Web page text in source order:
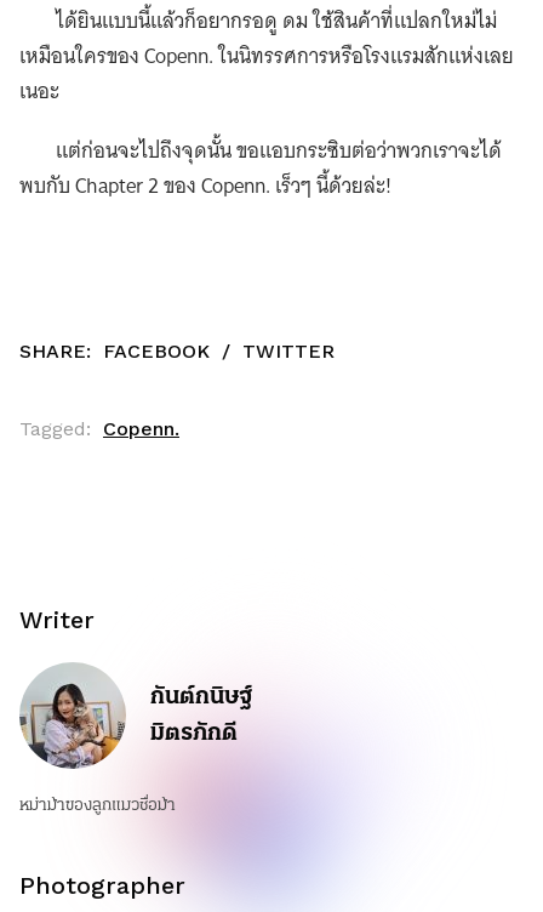
ได้ยินแบบนี้แล้วก็อยากรอดู ดม ใช้สินค้าที่แปลกใหม่ไม่
เหมือนใครของ Copenn. ในนิทรรศการหรือโรงแรมสักแห่งเลย
เนอะ
แต่ก่อนจะไปถึงจุดนั้น ขอแอบกระซิบต่อว่าพวกเราจะได้
พบกับ Chapter 2 ของ Copenn. เร็วๆ นี้ด้วยล่ะ!
SHARE: FACEBOOK / TWITTER
Tagged: Copenn.
Writer
กันต์กนิษฐ์
มิตรภักดี
หม่าม้าของลูกแมวชื่อม้า
Photographer